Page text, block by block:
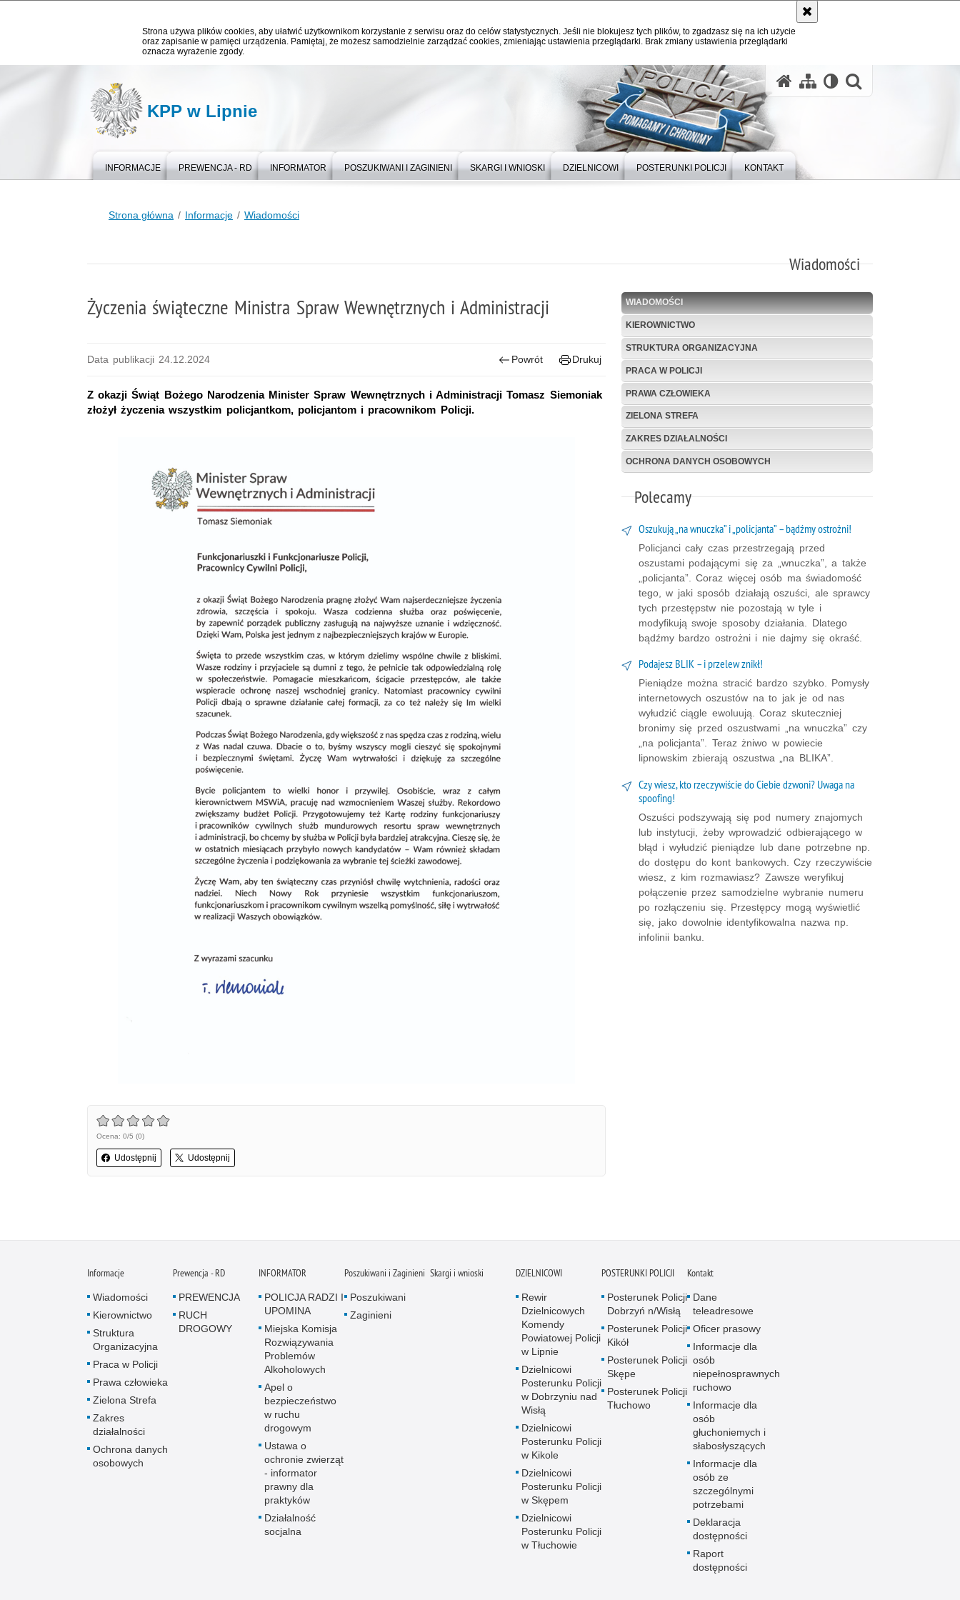
Strona używa plików cookies, aby ułatwić użytkownikom korzystanie z serwisu oraz do celów statystycznych. Jeśli nie blokujesz tych plików, to zgadzasz się na ich użycie
oraz zapisanie w pamięci urządzenia. Pamiętaj, że możesz samodzielnie zarządzać cookies, zmieniając ustawienia przeglądarki. Brak zmiany ustawienia przeglądarki
oznacza wyrażenie zgody.
KPP w Lipnie
INFORMACJE PREWENCJA - RD INFORMATOR POSZUKIWANI I ZAGINIENI SKARGI I WNIOSKI DZIELNICOWI POSTERUNKI POLICJI KONTAKT
Strona główna Informacje Wiadomości
Wiadomości
Życzenia świąteczne Ministra Spraw Wewnętrznych i Administracji
Data publikacji 24.12.2024 Powrót Drukuj
Z okazji Świąt Bożego Narodzenia Minister Spraw Wewnętrznych i Administracji Tomasz Siemoniak
złożył życzenia wszystkim policjantkom, policjantom i pracownikom Policji.
Ocena: 0/5 (0)
Udostępnij Udostępnij
WIADOMOŚCI
KIEROWNICTWO
STRUKTURA ORGANIZACYJNA
PRACA W POLICJI
PRAWA CZŁOWIEKA
ZIELONA STREFA
ZAKRES DZIAŁALNOŚCI
OCHRONA DANYCH OSOBOWYCH
Polecamy
Oszukują „na wnuczka” i „policjanta” – bądźmy ostrożni!
Policjanci cały czas przestrzegają przed
oszustami podającymi się za „wnuczka”, a także
„policjanta”. Coraz więcej osób ma świadomość
tego, w jaki sposób działają oszuści, ale sprawcy
tych przestępstw nie pozostają w tyle i
modyfikują swoje sposoby działania. Dlatego
bądźmy bardzo ostrożni i nie dajmy się okraść.
Podajesz BLIK – i przelew znikł!
Pieniądze można stracić bardzo szybko. Pomysły
internetowych oszustów na to jak je od nas
wyłudzić ciągle ewoluują. Coraz skuteczniej
bronimy się przed oszustwami „na wnuczka” czy
„na policjanta”. Teraz żniwo w powiecie
lipnowskim zbierają oszustwa „na BLIKA”.
Czy wiesz, kto rzeczywiście do Ciebie dzwoni? Uwaga na
spoofing!
Oszuści podszywają się pod numery znajomych
lub instytucji, żeby wprowadzić odbierającego w
błąd i wyłudzić pieniądze lub dane potrzebne np.
do dostępu do kont bankowych. Czy rzeczywiście
wiesz, z kim rozmawiasz? Zawsze weryfikuj
połączenie przez samodzielne wybranie numeru
po rozłączeniu się. Przestępcy mogą wyświetlić
się, jako dowolnie identyfikowalna nazwa np.
infolinii banku.
Informacje
Wiadomości
Kierownictwo
Struktura
Organizacyjna
Praca w Policji
Prawa człowieka
Zielona Strefa
Zakres
działalności
Ochrona danych
osobowych
Prewencja - RD
PREWENCJA
RUCH
DROGOWY
INFORMATOR
POLICJA RADZI I
UPOMINA
Miejska Komisja
Rozwiązywania
Problemów
Alkoholowych
Apel o
bezpieczeństwo
w ruchu
drogowym
Ustawa o
ochronie zwierząt
- informator
prawny dla
praktyków
Działalność
socjalna
Poszukiwani i Zaginieni
Poszukiwani
Zaginieni
Skargi i wnioski DZIELNICOWI
Rewir
Dzielnicowych
Komendy
Powiatowej Policji
w Lipnie
Dzielnicowi
Posterunku Policji
w Dobrzyniu nad
Wisłą
Dzielnicowi
Posterunku Policji
w Kikole
Dzielnicowi
Posterunku Policji
w Skępem
Dzielnicowi
Posterunku Policji
w Tłuchowie
POSTERUNKI POLICJI
Posterunek Policji
Dobrzyń n/Wisłą
Posterunek Policji
Kikół
Posterunek Policji
Skępe
Posterunek Policji
Tłuchowo
Kontakt
Dane
teleadresowe
Oficer prasowy
Informacje dla
osób
niepełnosprawnych
ruchowo
Informacje dla
osób
głuchoniemych i
słabosłyszących
Informacje dla
osób ze
szczególnymi
potrzebami
Deklaracja
dostępności
Raport
dostępności